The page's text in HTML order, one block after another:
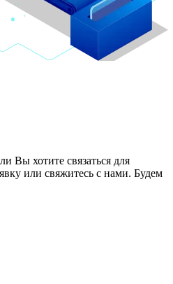
Вы хотите связаться для
или свяжитесь с нами. Будем